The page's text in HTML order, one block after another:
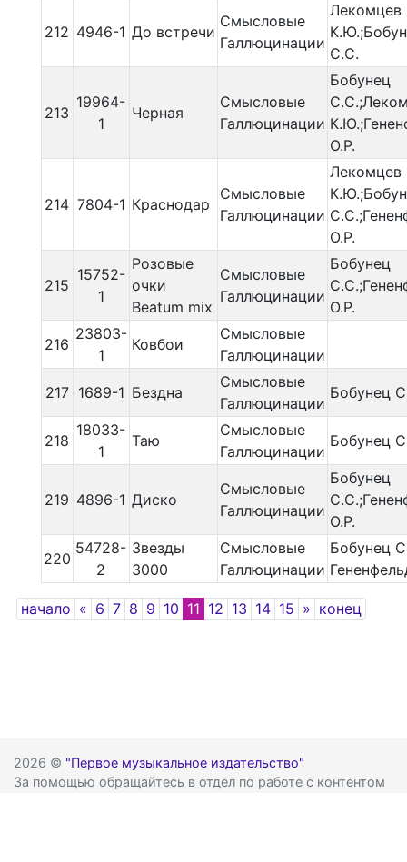
212 4946-1 До встречи
Смысловые
Галлюцинации
Лекомцев
С.С.
213
19964-
1
Черная
Смысловые
Галлюцинации
Бобунец
О.Р.
214 7804-1 Краснодар
Смысловые
Галлюцинации
Лекомцев
О.Р.
215
15752-
1
Розовые
очки
Beatum mix
Смысловые
Галлюцинации
Бобунец
О.Р.
216
23803-
1
Ковбои
Смысловые
Галлюцинации
217 1689-1 Бездна
Смысловые
Галлюцинации
Бобунец
218
18033-
1
Таю
Смысловые
Галлюцинации
Бобунец
219 4896-1 Диско
Смысловые
Галлюцинации
Бобунец
О.Р.
220
54728-
2
Звезды
3000
Смысловые
Галлюцинации
Бобунец
начало « Previous
6 7 8 9 10 11 12 13 14 15 » Next
конец
2026 © "Первое музыкальное издательство"
За помощью обращайтесь в отдел по работе с контентом